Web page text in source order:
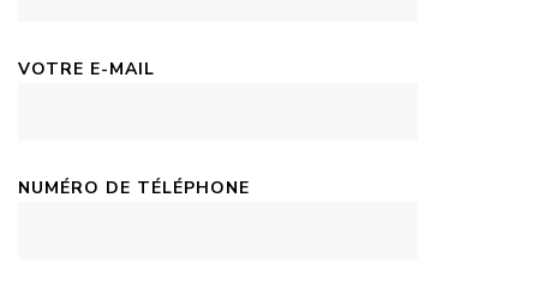
VOTRE E-MAIL
NUMÉRO DE TÉLÉPHONE